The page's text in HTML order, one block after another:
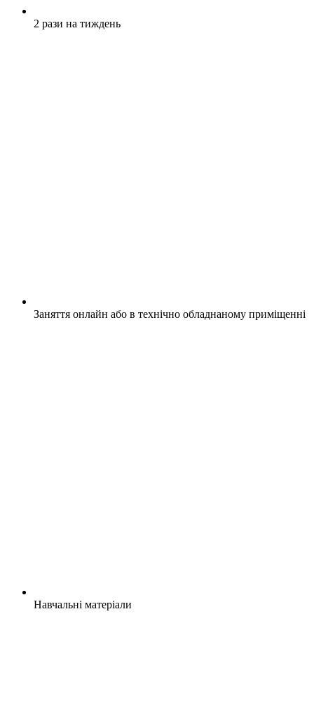
2 рази на тиждень
Заняття онлайн або в технічно обладнаному приміщенні
Навчальні матеріали